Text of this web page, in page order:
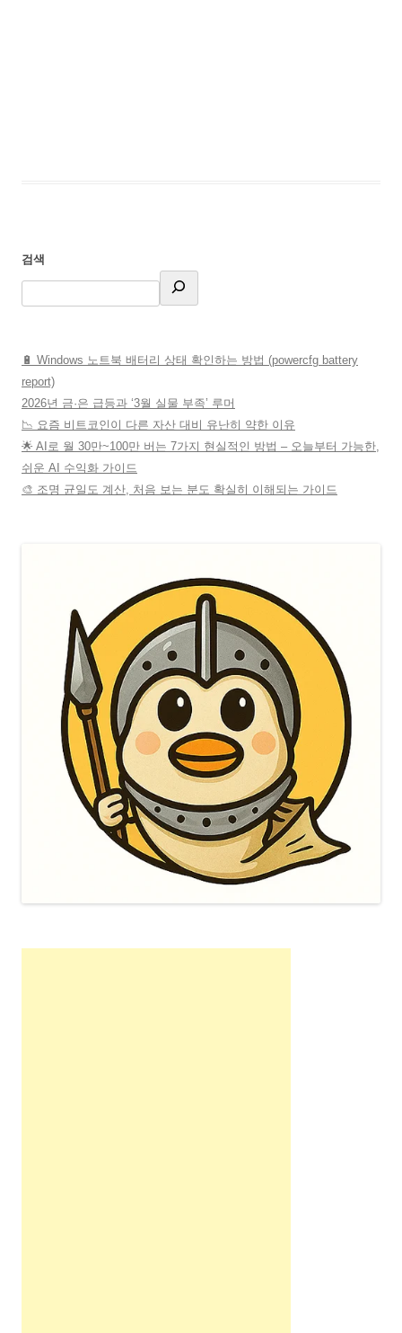
검색
🔋 Windows 노트북 배터리 상태 확인하는 방법 (powercfg battery
report)
2026년 금·은 급등과 ‘3월 실물 부족’ 루머
📉 요즘 비트코인이 다른 자산 대비 유난히 약한 이유
🌟 AI로 월 30만~100만 버는 7가지 현실적인 방법 – 오늘부터 가능한,
쉬운 AI 수익화 가이드
🎨 조명 균일도 계산, 처음 보는 분도 확실히 이해되는 가이드